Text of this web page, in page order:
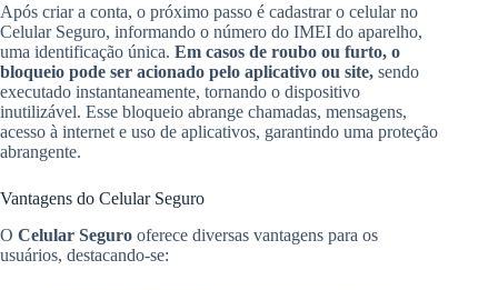
Após criar a conta, o próximo passo é cadastrar o celular no
Celular Seguro, informando o número do IMEI do aparelho,
uma identificação única. Em casos de roubo ou furto, o
bloqueio pode ser acionado pelo aplicativo ou site, sendo
executado instantaneamente, tornando o dispositivo
inutilizável. Esse bloqueio abrange chamadas, mensagens,
acesso à internet e uso de aplicativos, garantindo uma proteção
abrangente.
Vantagens do Celular Seguro
O Celular Seguro oferece diversas vantagens para os
usuários, destacando-se: